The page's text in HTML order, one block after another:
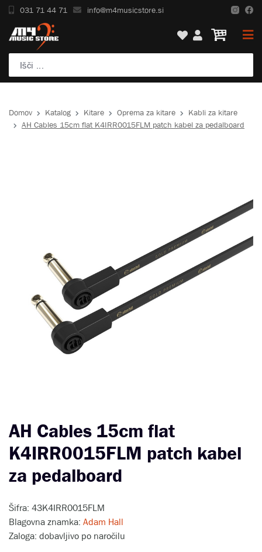
031 71 44 71 info@m4musicstore.si
Domov Katalog Kitare Oprema za kitare
Kabli za kitare
AH Cables 15cm flat K4IRR0015FLM patch kabel za pedalboard
AH Cables 15cm flat
K4IRR0015FLM patch kabel
za pedalboard
Šifra: 43K4IRR0015FLM
Blagovna znamka: Adam Hall
Zaloga: dobavljivo po naročilu